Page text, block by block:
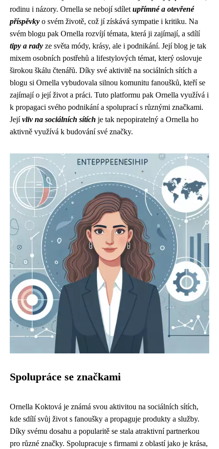
rodinu i názory. Ornella se nebojí sdílet upřímné a otevřené
příspěvky o svém životě, což jí získává sympatie i kritiku. Na
svém blogu pak Ornella rozvíjí témata, která ji zajímají, a sdílí
tipy a rady ze světa módy, krásy, ale i podnikání. Její blog je tak
mixem osobních postřehů a lifestylových témat, který oslovuje
širokou škálu čtenářů. Díky své aktivitě na sociálních sítích a
blogu si Ornella vybudovala silnou komunitu fanoušků, kteří se
zajímají o její život a práci. Tuto platformu pak Ornella využívá i
k propagaci svého podnikání a spoluprací s různými značkami.
Jejívliv na sociálních sítích je tak nepopiratelný a Ornella ho
aktivně využívá k budování své značky.
Spolupráce se značkami
Ornella Koktová je známá svou aktivitou na sociálních sítích,
kde sdílí svůj život s fanoušky a propaguje produkty a služby.
Díky svému dosahu a popularitě se stala atraktivní partnerkou
pro různé značky. Spolupracuje s firmami z oblastí jako je krása,